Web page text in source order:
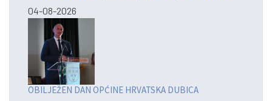
04-08-2026
OBILJEŽEN DAN OPĆINE HRVATSKA DUBICA